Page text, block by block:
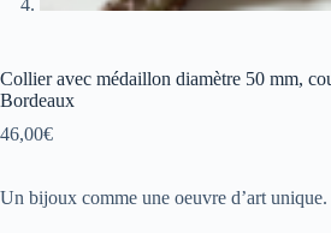
Collier avec médaillon diamètre 50 mm,
Bordeaux
46,00€
Un bijoux comme une oeuvre d’art unique.